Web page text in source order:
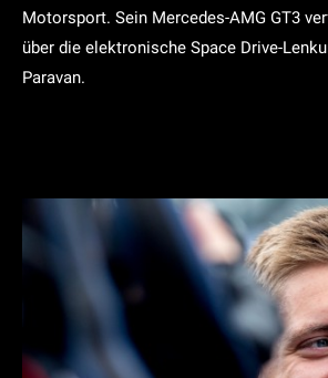
Motorsport. Sein Mercedes-AMG GT3
über die elektronische Space Drive-
Paravan.